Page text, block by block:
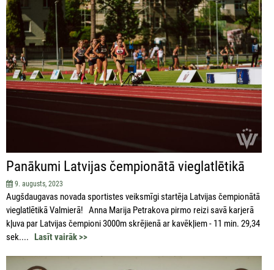
Panākumi Latvijas čempionātā vieglatlētikā
9. augusts, 2023
Augšdaugavas novada sportistes veiksmīgi startēja Latvijas čempionātā
vieglatlētikā Valmierā! Anna Marija Petrakova pirmo reizi savā karjerā
kļuva par Latvijas čempioni 3000m skrējienā ar kavēkļiem - 11 min. 29,34
sek.... Lasīt vairāk >>